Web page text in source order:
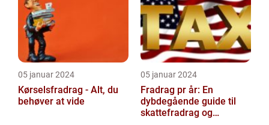
05 januar 2024
Kørselsfradrag - Alt, du
behøver at vide
05 januar 2024
Fradrag pr år: En
dybdegående guide til
skattefradrag og